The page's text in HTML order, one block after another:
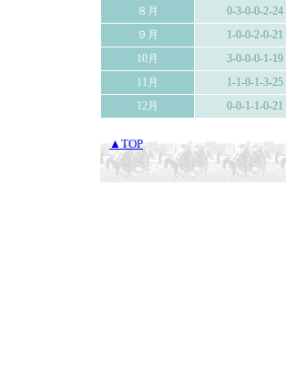
８月 0-3-0-0-2-24
９月 1-0-0-2-0-21
10月 3-0-0-0-1-19
11月 1-1-0-1-3-25
12月 0-0-1-1-0-21
▲TOP